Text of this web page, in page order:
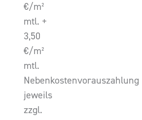
€/m²
mtl. +
3,50
€/m²
mtl.
Nebenkostenvorauszahlung
jeweils
zzgl.